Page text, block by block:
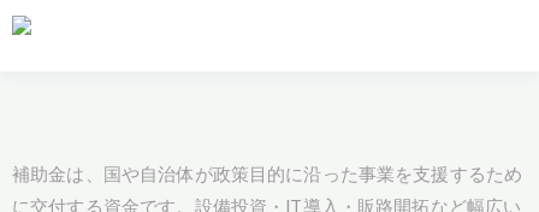
補助金は、国や自治体が政策目的に沿った事業を支援するため
に交付する資金です。設備投資・IT導入・販路開拓など幅広い